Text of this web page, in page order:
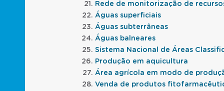
Rede de monitorização de
Águas superficiais
Águas subterrâneas
Águas balneares
Sistema Nacional de Áreas
Produção em aquicultura
Área agrícola em modo de
Venda de produtos